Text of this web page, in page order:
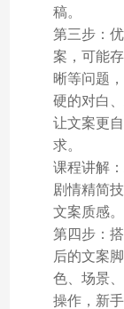
稿。
第三步：
案，可能
晰等问题
硬的对白
让文案更
求。
课程讲解
剧情精简
文案质感。
第四步：
后的文案
色、场景
操作，新